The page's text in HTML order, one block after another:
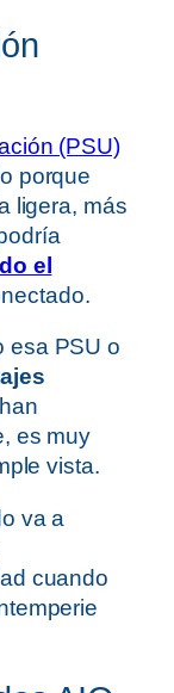
(PSU)
porque
ligera, más
el
esa PSU o
es muy
vista.
va a
cuando